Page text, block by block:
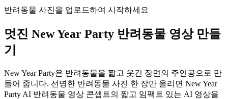
반려동물 사진을 업로드하여 시작하세요
멋진 New Year Party 반려동물 영상 만들
기
New Year Party은 반려동물을 짧고 웃긴 장면의 주인공으로 만
들어 줍니다. 선명한 반려동물 사진 한 장만 올리면 New Year
Party AI 반려동물 영상 콘셉트의 짧고 임팩트 있는 AI 영상을